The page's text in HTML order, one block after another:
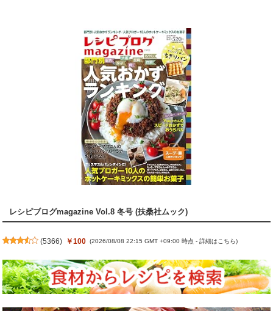
レシピブログmagazine Vol.8 冬号 (扶桑社ムック)
(5366) ￥100 (2026/08/08 22:15 GMT +09:00 時点 -詳細はこちら)